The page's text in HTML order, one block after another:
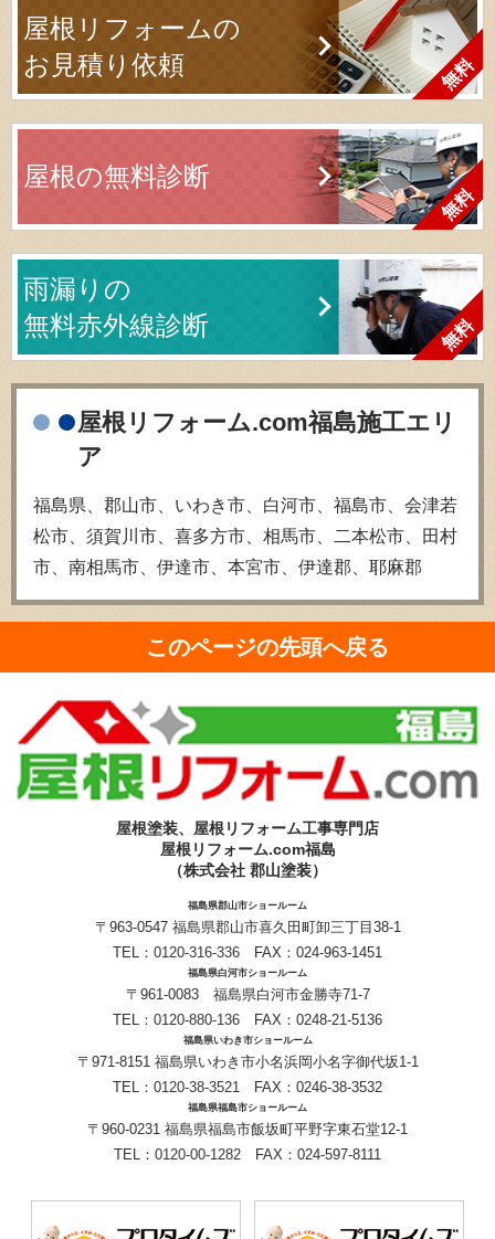
屋根リフォームの
お見積り依頼
屋根の無料診断
雨漏りの
無料赤外線診断
屋根リフォーム.com福島施工エリ
ア
福島県、郡山市、いわき市、白河市、福島市、会津若
松市、須賀川市、喜多方市、相馬市、二本松市、田村
市、南相馬市、伊達市、本宮市、伊達郡、耶麻郡
このページの先頭へ戻る
屋根塗装、屋根リフォーム工事専門店
屋根リフォーム.com福島
（株式会社 郡山塗装）
福島県郡山市ショールーム
〒963-0547 福島県郡山市喜久田町卸三丁目38-1
TEL： 0120-316-336 FAX：024-963-1451
福島県白河市ショールーム
〒961-0083 福島県白河市金勝寺71-7
TEL： 0120-880-136 FAX：0248-21-5136
福島県いわき市ショールーム
〒971-8151 福島県いわき市小名浜岡小名字御代坂1-1
TEL： 0120-38-3521 FAX：0246-38-3532
福島県福島市ショールーム
〒960-0231 福島県福島市飯坂町平野字東石堂12-1
TEL： 0120-00-1282 FAX：024-597-8111